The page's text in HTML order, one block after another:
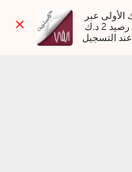
عند التسجيل